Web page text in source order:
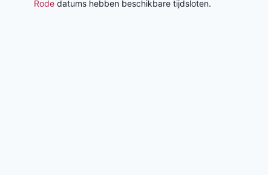
Rode datums hebben beschikbare tijdsloten.